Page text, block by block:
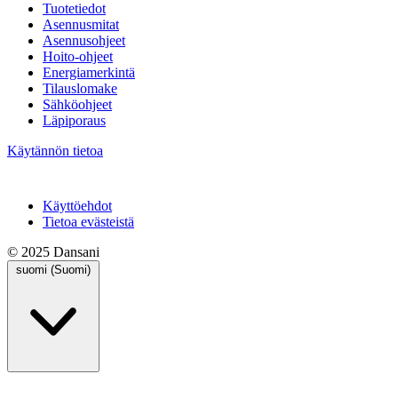
Tuotetiedot
Asennusmitat
Asennusohjeet
Hoito-ohjeet
Energiamerkintä
Tilauslomake
Sähköohjeet
Läpiporaus
Käytännön tietoa
Käyttöehdot
Tietoa evästeistä
© 2025 Dansani
suomi (Suomi)